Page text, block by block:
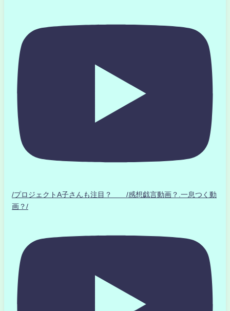
/プロジェクトA子さんも注目？ /感想戯言動画？.一息つく動
画？/